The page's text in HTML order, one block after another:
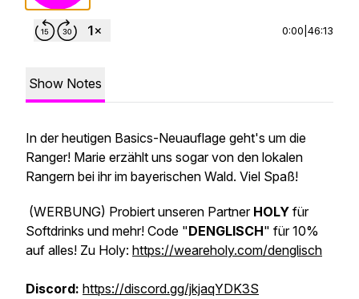
0:00 46:13
Show Notes
In der heutigen Basics-Neuauflage geht's um die
Ranger! Marie erzählt uns sogar von den lokalen
Rangern bei ihr im bayerischen Wald. Viel Spaß!
(WERBUNG) Probiert unseren Partner HOLY für
Softdrinks und mehr! Code "DENGLISCH" für 10%
auf alles! Zu Holy: https://weareholy.com/denglisch
Discord: https://discord.gg/jkjaqYDK3S